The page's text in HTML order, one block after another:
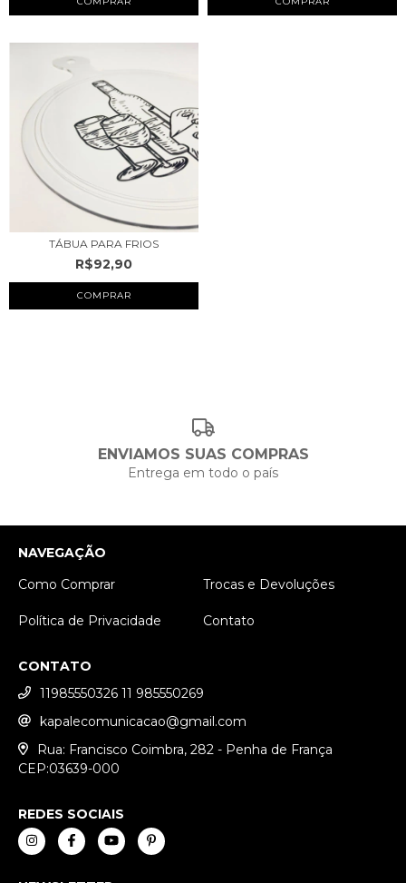
TÁBUA PARA FRIOS
R$92,90
ENVIAMOS SUAS COMPRAS
Entrega em todo o país
NAVEGAÇÃO
Como Comprar
Trocas e Devoluções
Política de Privacidade Contato
CONTATO
11985550326 11 985550269
kapalecomunicacao@gmail.com
Rua: Francisco Coimbra, 282 - Penha de França
CEP:03639-000
REDES SOCIAIS